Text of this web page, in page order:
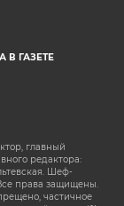
В ГАЗЕТЕ
главный
редактора:
Шеф-
права защищены.
частичное